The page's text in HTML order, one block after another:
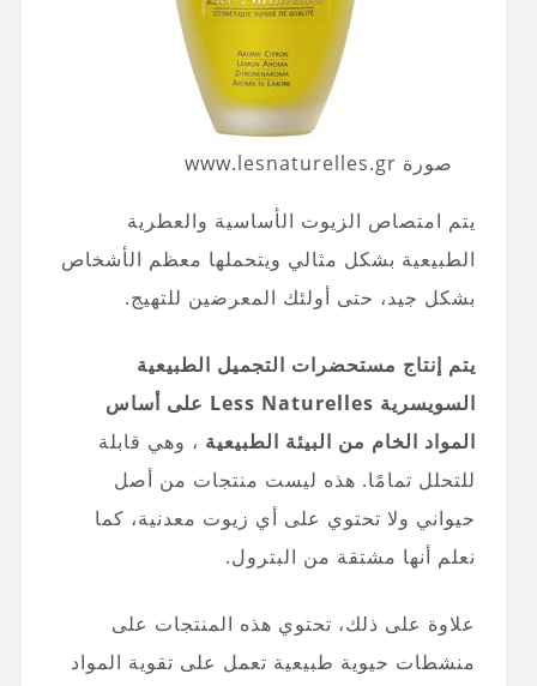
صورة www.lesnaturelles.gr
يتم امتصاص الزيوت الأساسية والعطرية
الطبيعية بشكل مثالي ويتحملها معظم الأشخاص
بشكل جيد، حتى أولئك المعرضين للتهيج.
يتم إنتاج مستحضرات التجميل الطبيعية
السويسرية Less Naturelles على أساس
المواد الخام من البيئة الطبيعية ، وهي قابلة
للتحلل تمامًا. هذه ليست منتجات من أصل
حيواني ولا تحتوي على أي زيوت معدنية، كما
نعلم أنها مشتقة من البترول.
علاوة على ذلك، تحتوي هذه المنتجات على
منشطات حيوية طبيعية تعمل على تقوية المواد